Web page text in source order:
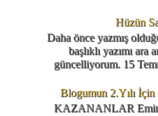
Hüzün
Daha önce yazmış
başlıklı yazımı ara
güncelliyorum. 15
Blogumun 2.Yılı
KAZANANLAR